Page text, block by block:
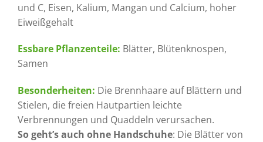
und C, Eisen, Kalium, Mangan und Calcium, hoher
Eiweißgehalt
Essbare Pflanzenteile: Blätter, Blütenknospen,
Samen
Besonderheiten: Die Brennhaare auf Blättern und
Stielen, die freien Hautpartien leichte
Verbrennungen und Quaddeln verursachen.
So geht’s auch ohne Handschuhe: Die Blätter von